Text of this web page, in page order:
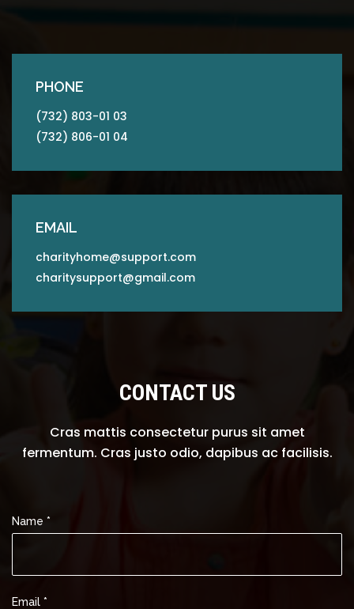
PHONE
(732) 803-01 03
(732) 806-01 04
EMAIL
charityhome@support.com
charitysupport@gmail.com
CONTACT US
Cras mattis consectetur purus sit amet
fermentum. Cras justo odio, dapibus ac facilisis.
Name *
Email *